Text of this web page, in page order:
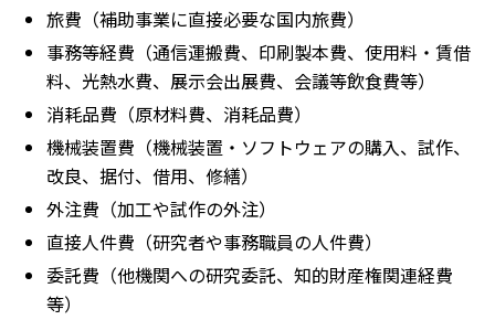
旅費（補助事業に直接必要な国内旅費）
事務等経費（通信運搬費、印刷製本費、使用料・賃借
料、光熱水費、展示会出展費、会議等飲食費等）
消耗品費（原材料費、消耗品費）
機械装置費（機械装置・ソフトウェアの購入、試作、
改良、据付、借用、修繕）
外注費（加工や試作の外注）
直接人件費（研究者や事務職員の人件費）
委託費（他機関への研究委託、知的財産権関連経費
等）